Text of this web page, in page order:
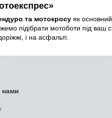
та мотокросуяк
підібрати мотоботи під ваш
і на асфальті.
нами